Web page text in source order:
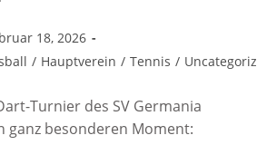
18, 2026
/ Hauptverein / Tennis /
Turnier des SV Germania
ganz besonderen Moment: